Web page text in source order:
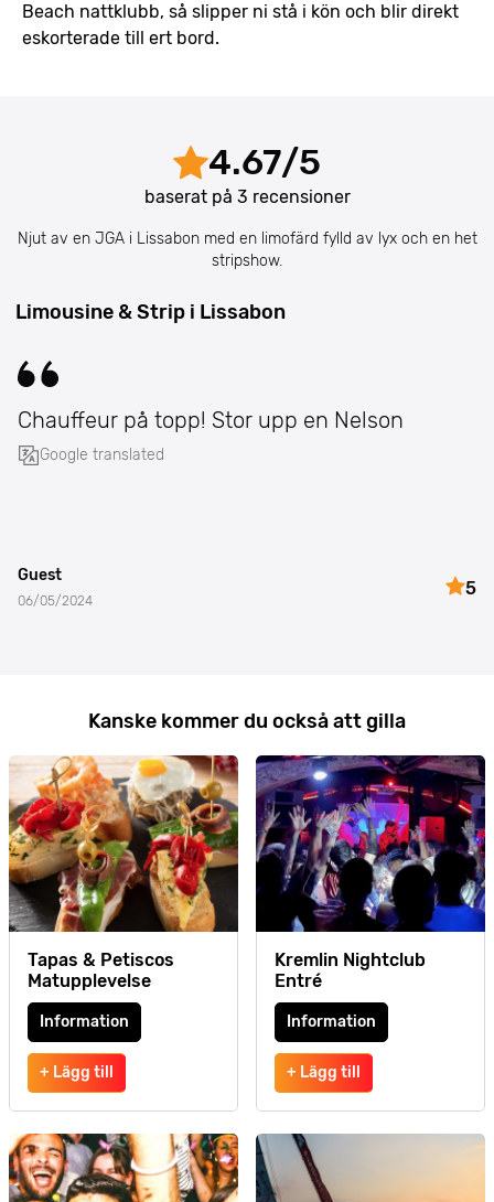
Beach nattklubb, så slipper ni stå i kön och blir direkt
eskorterade till ert bord.
4.67/5
baserat på 3 recensioner
Njut av en JGA i Lissabon med en limofärd fylld av lyx och en het
stripshow.
Limousine & Strip i Lissabon
Chauffeur på topp! Stor upp en Nelson
Google translated
Guest
06/05/2024
5
Kanske kommer du också att gilla
Tapas & Petiscos
Matupplevelse
Information
+ Lägg till
Kremlin Nightclub
Entré
Information
+ Lägg till